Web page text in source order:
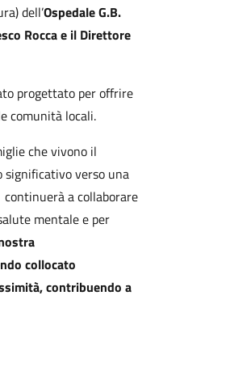
dell’Ospedale G.B.
Rocca e il Direttore
progettato per offrire
comunità locali.
che vivono il
significativo verso una
a collaborare
mentale e per
collocato
contribuendo a